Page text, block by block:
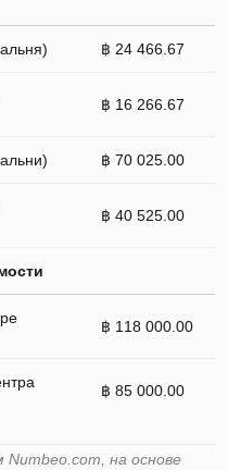
฿ 24 466.67
฿ 16 266.67
฿ 70 025.00
฿ 40 525.00
฿ 118 000.00
฿ 85 000.00
на основе